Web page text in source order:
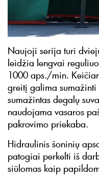
Naujoji serija turi
leidžia lengvai
1000 aps./min.
greitį galima
sumažintas degalų
naudojama vasaros
pakrovimo priekaba.
Hidraulinis šoninių
patogiai perkelti iš
siūlomas kaip